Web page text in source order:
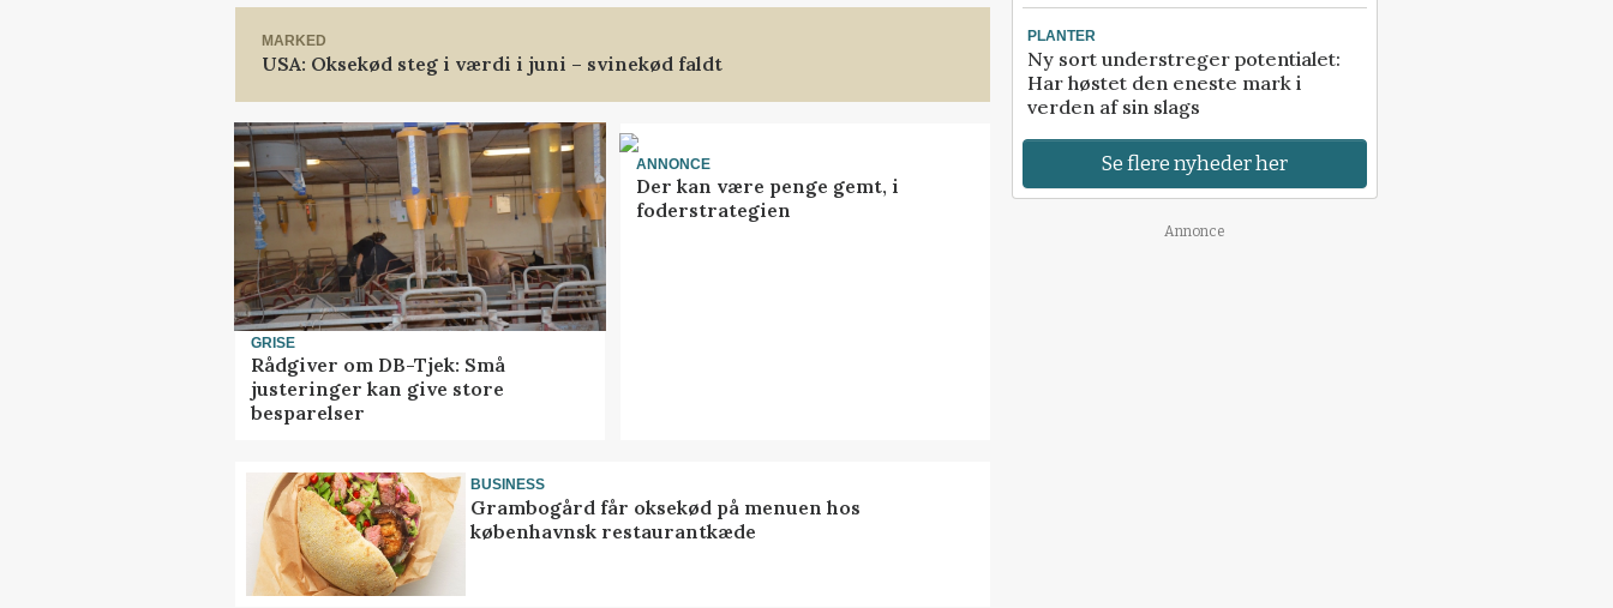
MARKED
USA: Oksekød steg i værdi i juni – svinekød faldt
GRISE
Rådgiver om DB-Tjek: Små
justeringer kan give store
besparelser
ANNONCE
Der kan være penge gemt, i
foderstrategien
BUSINESS
Grambogård får oksekød på menuen hos
københavnsk restaurantkæde
PLANTER
Ny sort understreger potentialet:
Har høstet den eneste mark i
verden af sin slags
Se flere nyheder her
Annonce